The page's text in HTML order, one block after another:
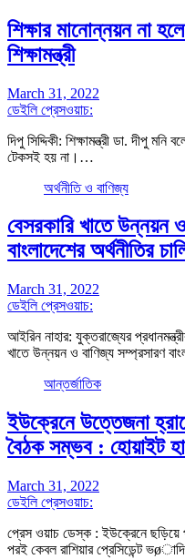
শিক্ষার মানোন্নয়ন না
শিক্ষামন্ত্রী
March 31, 2022
ডেইলি প্রেসওয়াচ:
দিপু সিদ্দিকী: শিক্ষামন্ত্রী ডা. দীপু
টেকসই হয় না।…
অর্থনীতি ও বাণিজ্য
বেসরকারি খাতে উন্নয়ন
বাংলাদেশের অর্থনীতির
March 31, 2022
ডেইলি প্রেসওয়াচ:
আইরিন নাহার: যুক্তরাজ্যের
খাতে উন্নয়ন ও বাণিজ্য সম্প্রসারণ
আন্তর্জাতিক
ইউক্রেনে উত্তেজনা
বৈঠক সম্ভব : হোয়াইট
March 31, 2022
ডেইলি প্রেসওয়াচ:
প্রেস ওয়াচ ডেস্ক : ইউক্রেনে ছড়িয়ে
পরই কেবল রাশিয়ার প্রেসিডেন্ট